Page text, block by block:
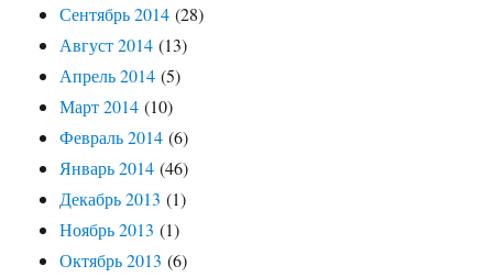
Сентябрь 2014 (28)
Август 2014 (13)
Апрель 2014 (5)
Март 2014 (10)
Февраль 2014 (6)
Январь 2014 (46)
Декабрь 2013 (1)
Ноябрь 2013 (1)
Октябрь 2013 (6)